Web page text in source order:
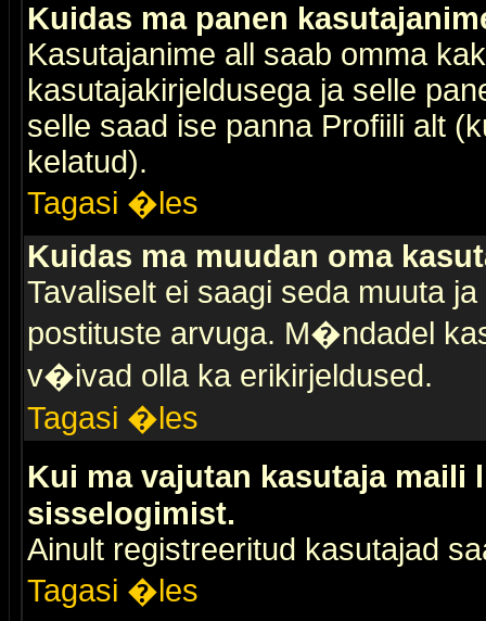
Kuidas ma panen
Kasutajanime all saab omma
kasutajakirjeldusega ja selle
selle saad ise panna Profiili alt
kelatud).
Tagasi �les
Kuidas ma muudan oma
Tavaliselt ei saagi seda muuta
postituste arvuga. M�ndadel
v�ivad olla ka erikirjeldused.
Tagasi �les
Kui ma vajutan kasutaja
sisselogimist.
Ainult registreeritud kasutajad
Tagasi �les